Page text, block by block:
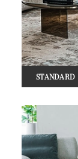
STANDARD